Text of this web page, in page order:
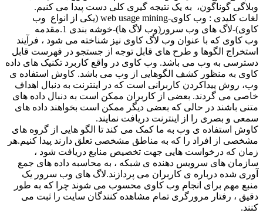
وبلاگی گوناگون، به یک نتیجه گیری کلی دست پیدا می کنیم.
لغات کلیدی : وب کاوی-web usage mining (یکی از انواع وب
کاوی)-لاگ های وب سرور(وب لاگ ها)-خوشه بندی 1.مقدمه
وب کاوی که با عنوان وب لاگ کاوی نیز شناخته می شود ، فرآیند
استخراج الگوها و طرح های قابل توجه از جستجو در فهرست قابل
دسترسی به وب می باشد. وب کاوی در واقع کاربرد تکنیک های داده
کاوی به منظور کشف الگوهایی از وب می باشد. کاوش استفاده ی
وب، روش پیداکردن کاربرانی است که در اینترنت به دنبال اهداف
خاصی می گردند. بعضی از کاربران ممکن است به دنبال داده های
متنی باشند در حالی که بعضی دیگر ممکن است بخواهند داده های
سمعی و بصری را از اینترنت دریافت نمایند.
کاوش استفاده ی وب به ما کمک می کند تا الگو هایی از گروه های
مشخصی از افراد را که به مناطق مشخصی تعلق دارند پیدا کنیم.هر
زمان که درخواست هایی جهت تخصیص منابع دریافت شود ،
سازمان های سرویس دهنده ی شبکه ، به محاسبه داده های جمع
آوری شده درباره ی کاربران می پردازند.لاگ های وب سرور یک
منبع مهم برای انجام وب کاوی محسوب می شوند چرا که به طور
دقیق ، رفتار مرورگری تمام مشاهده کنندگان سایت را ثبت می
کنند.